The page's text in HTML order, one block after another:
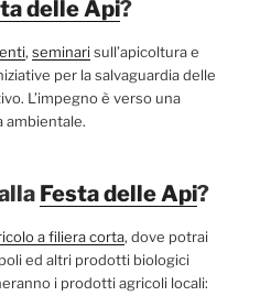
delle Api?
, seminari sull’apicoltura e
per la salvaguardia delle
L’impegno è verso una
ambientale.
Festa delle Api?
a filiera corta, dove potrai
ed altri prodotti biologici
i prodotti agricoli locali: